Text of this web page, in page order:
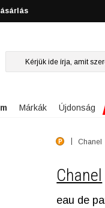
Márkák Újdonság
Chanel
Chanel
eau de